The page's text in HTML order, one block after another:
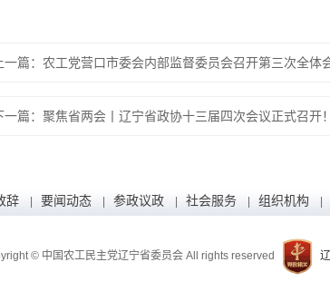
一篇：农工党营口市委会内部监督委员会召开第三次全体
一篇：聚焦省两会丨辽宁省政协十三届四次会议正式召开！
辞 要闻动态 参政议政 社会服务 组织机构
© 中国农工民主党辽宁省委员会 All rights reserved